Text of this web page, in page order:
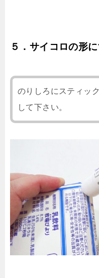
５．サイコロの形
のりしろにスティッ
して下さい。